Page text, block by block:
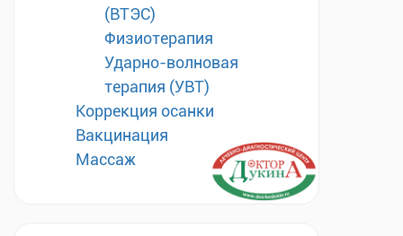
(ВТЭС)
Физиотерапия
Ударно-волновая
терапия (УВТ)
Коррекция осанки
Вакцинация
Массаж